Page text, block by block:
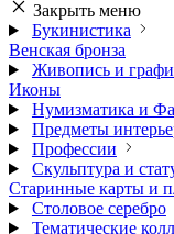
Закрыть меню
Букинистика
Венская бронза
Живопись и
Иконы
Нумизматика и
Предметы
Профессии
Скульптура и
Старинные карты и
Столовое серебро
Тематические